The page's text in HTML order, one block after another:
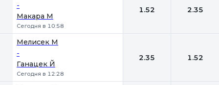
-
Макара М
Сегодня в 10:58
1.52 2.35
Мелисек М
-
Ганацек Й
Сегодня в 12:28
2.35 1.52